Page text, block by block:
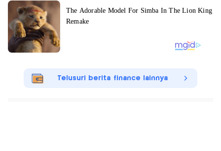
Telusuri berita finance lainnya